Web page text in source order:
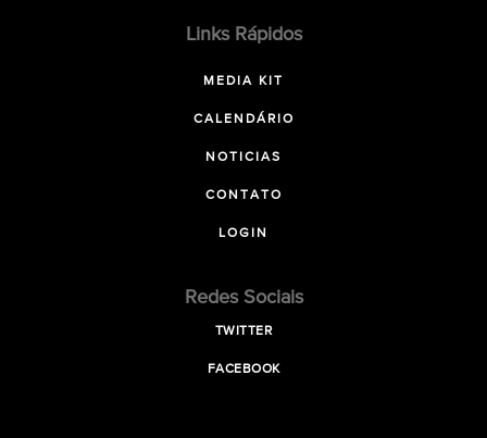
Links Rápidos
MEDIA KIT
CALENDÁRIO
NOTICIAS
CONTATO
LOGIN
Redes Sociais
TWITTER
FACEBOOK